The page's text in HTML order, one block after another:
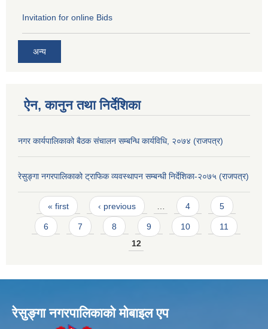
Invitation for online Bids
अन्य
ऐन, कानुन तथा निर्देशिका
नगर कार्यपालिकाको बैठक संचालन सम्बन्धि कार्यविधि, २०७४ (राजपत्र)
रेसुङ्गा नगरपालिकाको ट्राफिक व्यवस्थापन सम्बन्धी निर्देशिका-२०७५ (राजपत्र)
Pages
« first ‹ previous 4 5
6 7 8 9 10
11
12
रेसुङ्गा नगरपालिकाकाे माेबाइल एप